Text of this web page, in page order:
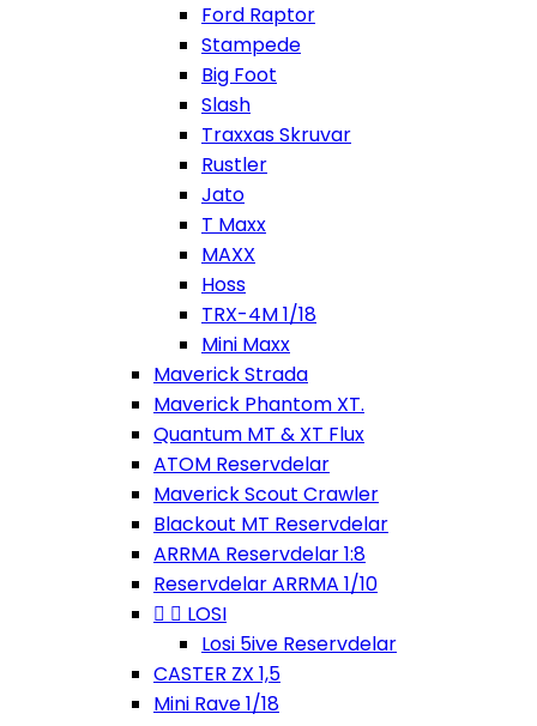
Ford Raptor
Stampede
Big Foot
Slash
Traxxas Skruvar
Rustler
Jato
T Maxx
MAXX
Hoss
TRX-4M 1/18
Mini Maxx
Maverick Strada
Maverick Phantom XT.
Quantum MT & XT Flux
ATOM Reservdelar
Maverick Scout Crawler
Blackout MT Reservdelar
ARRMA Reservdelar 1:8
Reservdelar ARRMA 1/10
  LOSI
Losi 5ive Reservdelar
CASTER ZX 1,5
Mini Rave 1/18